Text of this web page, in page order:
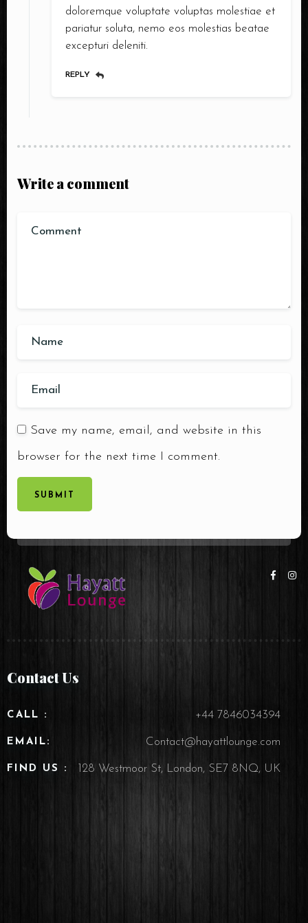
doloremque voluptate voluptas molestiae et
pariatur soluta, nemo eos molestias beatae
excepturi deleniti.
REPLY
Write a comment
Save my name, email, and website in this
browser for the next time I comment.
SUBMIT
Contact Us
CALL : +44 7846034394
EMAIL: Contact@hayattlounge.com
FIND US : 128 Westmoor St, London, SE7 8NQ, UK